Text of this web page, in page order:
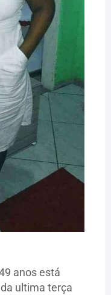
anos está
ultima terça